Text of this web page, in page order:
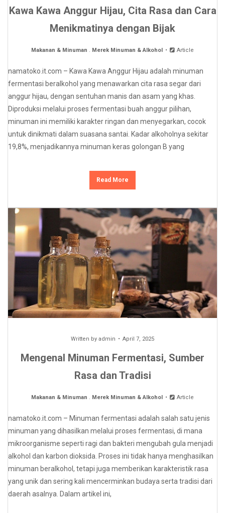
Kawa Kawa Anggur Hijau, Cita Rasa dan Cara
Menikmatinya dengan Bijak
Makanan & Minuman . Merek Minuman & Alkohol Article
namatoko.it.com – Kawa Kawa Anggur Hijau adalah minuman
fermentasi beralkohol yang menawarkan cita rasa segar dari
anggur hijau, dengan sentuhan manis dan asam yang khas.
Diproduksi melalui proses fermentasi buah anggur pilihan,
minuman ini memiliki karakter ringan dan menyegarkan, cocok
untuk dinikmati dalam suasana santai. Kadar alkoholnya sekitar
19,8%, menjadikannya minuman keras golongan B yang
Read More
Written by admin April 7, 2025
Mengenal Minuman Fermentasi, Sumber
Rasa dan Tradisi
Makanan & Minuman Merek Minuman & Alkohol Article
namatoko.it.com – Minuman fermentasi adalah salah satu jenis
minuman yang dihasilkan melalui proses fermentasi, di mana
mikroorganisme seperti ragi dan bakteri mengubah gula menjadi
alkohol dan karbon dioksida. Proses ini tidak hanya menghasilkan
minuman beralkohol, tetapi juga memberikan karakteristik rasa
yang unik dan sering kali mencerminkan budaya serta tradisi dari
daerah asalnya. Dalam artikel ini,